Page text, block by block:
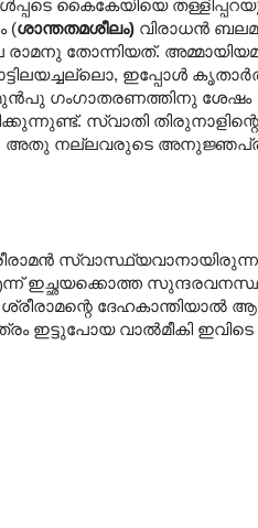
കൈകേയിയെ
(ശാന്തതമശീലം) വിരാധന്‍
തോന്നിയത്.
ഇപ്പോള്‍
മുൻപു ഗംഗാതരണത്തിനു
സ്വാതി
നല്ലവരുടെ
സ്വാസ്ഥ്യവാനായിരുന്നു.
എന്ന് ഇച്ഛയക്കൊത്ത
ദേഹകാന്തിയാൽ
ഇട്ടുപോയ വാൽമീകി